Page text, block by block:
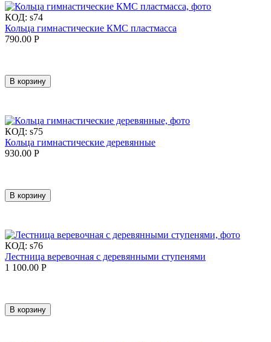
КОД: s74
Кольца гимнастические КМС пластмасса
790.00 Р
В корзину
КОД: s75
Кольца гимнастические деревянные
930.00 Р
В корзину
КОД: s76
Лестница веревочная с деревянными ступенями
1 100.00 Р
В корзину